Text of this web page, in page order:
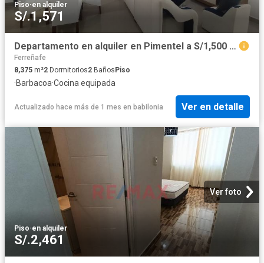
Piso·en alquiler
S/.1,571
Departamento en alquiler en Pimentel a S/1,500 al mes
Ferreñafe
8,375 m²2 Dormitorios2 Baños Piso
·Barbacoa·Cocina equipada
Actualizado hace más de 1 mes en babilonia Ver en detalle
Ver foto
Piso·en alquiler
S/.2,461